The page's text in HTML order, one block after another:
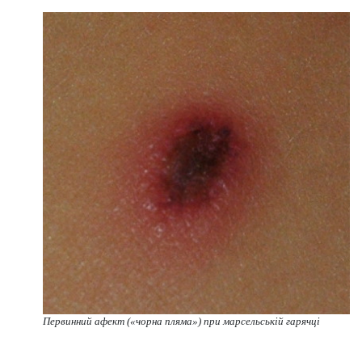
Первинний афект («чорна пляма») при марсельській гарячці